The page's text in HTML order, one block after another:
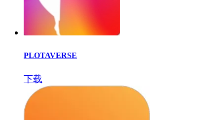
PLOTAVERSE
下载